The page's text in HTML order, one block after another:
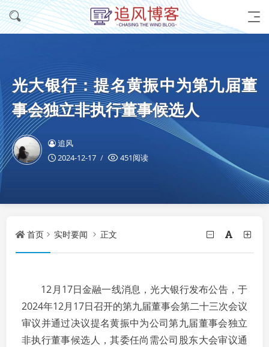
光大银行：提名黄振中为第九届董
事会独立非执行董事候选人
追风
2024-12-17
451阅读
首页 实时要闻 正文
12月17日金融一线消息，光大银行发布公告，于
2024年12月17日召开的第九届董事会第二十三次会议
审议并通过决议提名黄振中为公司第九届董事会独立
非执行董事候选人，其委任尚需公司股东大会审议通